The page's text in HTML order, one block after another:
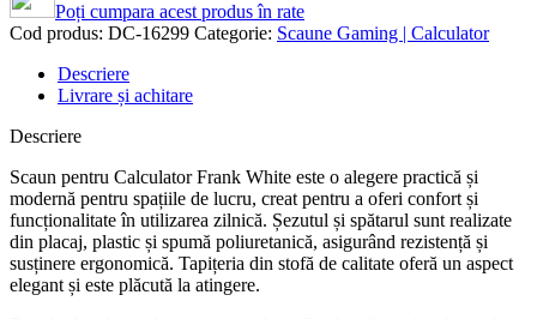
Poți cumpara acest produs în rate
Cod produs: DC-16299 Categorie: Scaune Gaming | Calculator
Descriere
Livrare și achitare
Descriere
Scaun pentru Calculator Frank White este o alegere practică și
modernă pentru spațiile de lucru, creat pentru a oferi confort și
funcționalitate în utilizarea zilnică. Șezutul și spătarul sunt realizate
din placaj, plastic și spumă poliuretanică, asigurând rezistență și
susținere ergonomică. Tapițeria din stofă de calitate oferă un aspect
elegant și este plăcută la atingere.